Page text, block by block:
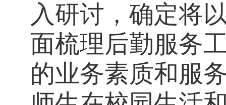
入研讨，确定将
面梳理后勤服务
的业务素质和服